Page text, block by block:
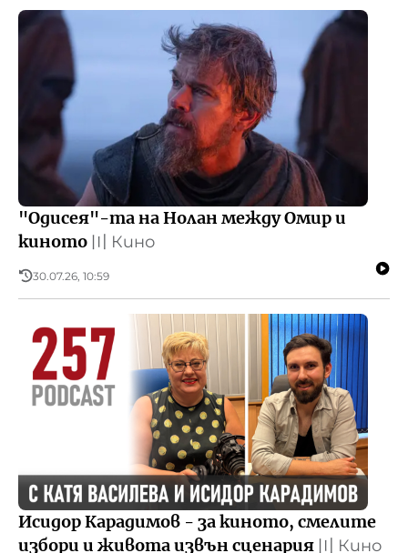
"Одисея"-та на Нолан между Омир и
киното 〣 Кино
30.07.26, 10:59
Исидор Карадимов - за киното, смелите
избори и живота извън сценария 〣 Кино